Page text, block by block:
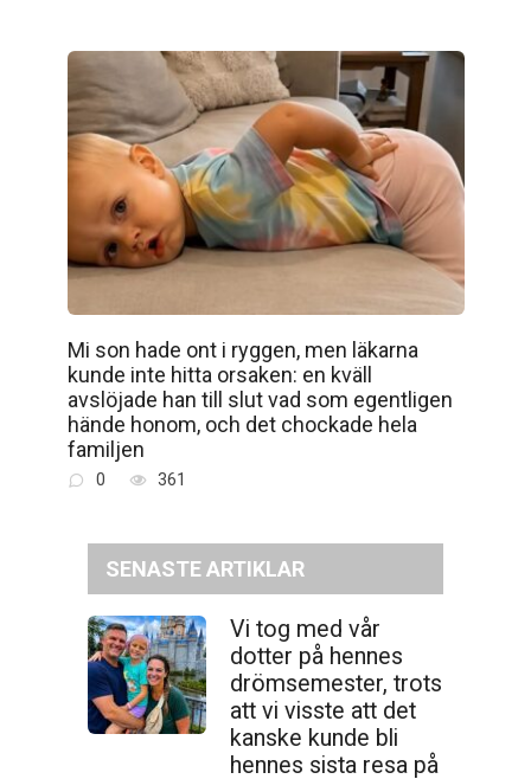
Mi son hade ont i ryggen, men läkarna
kunde inte hitta orsaken: en kväll
avslöjade han till slut vad som egentligen
hände honom, och det chockade hela
familjen
0 361
SENASTE ARTIKLAR
Vi tog med vår
dotter på hennes
drömsemester, trots
att vi visste att det
kanske kunde bli
hennes sista resa på